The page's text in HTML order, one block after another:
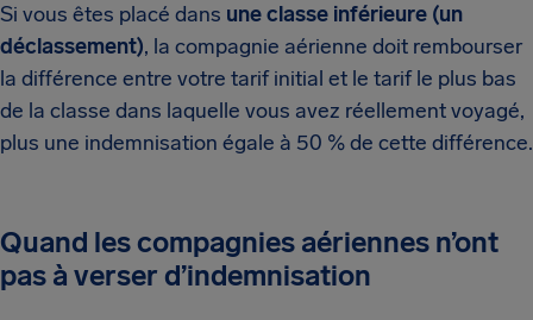
Si vous êtes placé dans une classe inférieure (un
déclassement), la compagnie aérienne doit rembourser
la différence entre votre tarif initial et le tarif le plus bas
de la classe dans laquelle vous avez réellement voyagé,
plus une indemnisation égale à 50 % de cette différence.
Quand les compagnies aériennes n’ont
pas à verser d’indemnisation